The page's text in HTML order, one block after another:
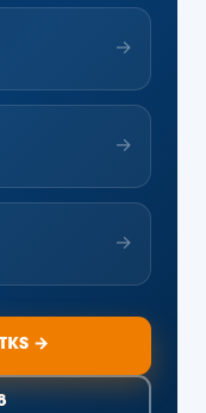
→
→
→
→